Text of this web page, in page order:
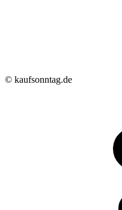
© kaufsonntag.de